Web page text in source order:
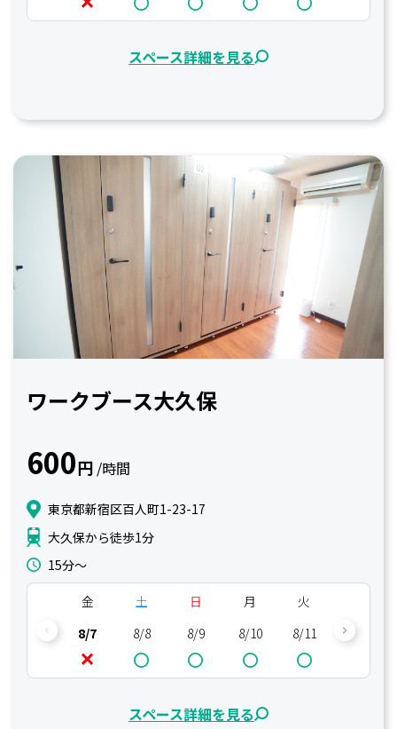
スペース詳細を見る
ワークブース大久保
600円 /時間
東京都新宿区百人町1-23-17
大久保から徒歩1分
15分〜
金
8/7
土
8/8
日
8/9
月
8/10
火
8/11
8/12
スペース詳細を見る